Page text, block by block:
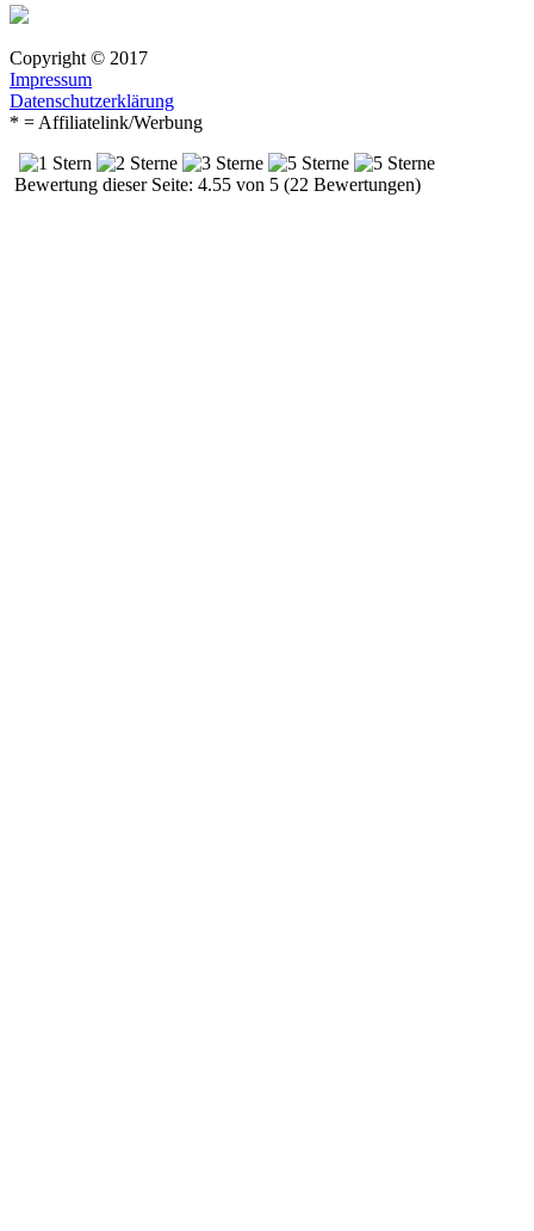
Copyright © 2017
Impressum
Datenschutzerklärung
* = Affiliatelink/Werbung
Bewertung dieser Seite: 4.55 von 5 (22 Bewertungen)